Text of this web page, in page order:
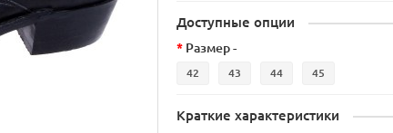
Доступные опции
Размер -
42 43 44 45
Краткие характеристики